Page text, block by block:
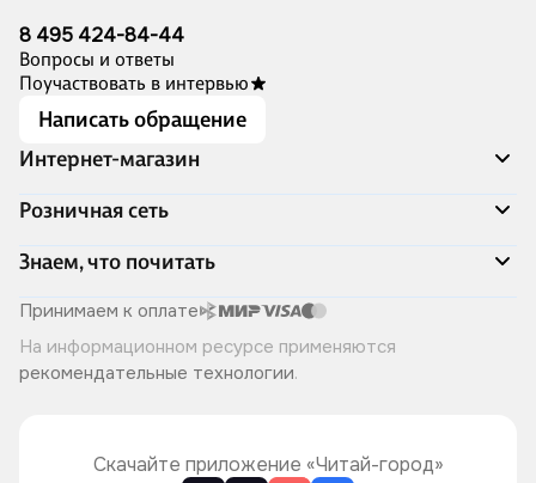
8 495 424-84-44
Вопросы и ответы
Поучаствовать в интервью
Написать обращение
Интернет-магазин
Акции
Доставка и оплата
Программа лояльности
Подарочные сертификаты
Правила продажи
Политика конфиденциальности
Розничная сеть
Адреса магазинов
Книжный Дозор
О компании
Читай-город для бизнеса
Хотите у нас работать?
Знаем, что почитать
Скоро в продаже
Лучшие из лучших
Читай-журнал
Принимаем к оплате
На информационном ресурсе применяются
рекомендательные технологии.
Скачайте приложение «Читай-город»